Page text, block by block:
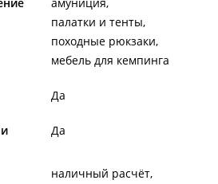
палатки и тенты
походные рюкзаки
мебель для кемпинга
Да
Да
наличный расчёт